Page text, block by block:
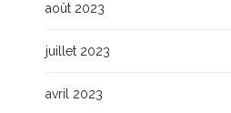
août 2023
juillet 2023
avril 2023